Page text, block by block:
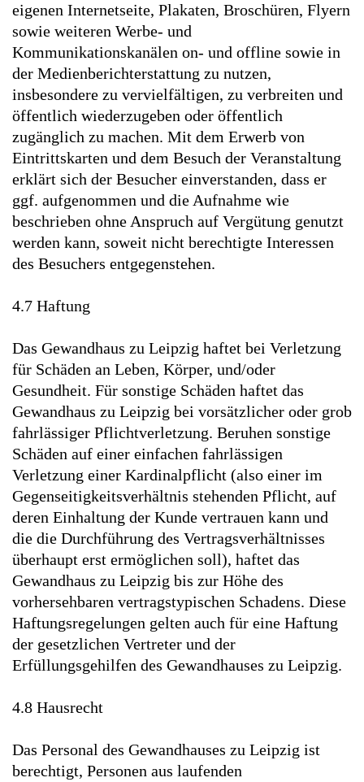
eigenen Internetseite, Plakaten, Broschüren, Flyern
sowie weiteren Werbe- und
Kommunikationskanälen on- und offline sowie in
der Medienberichterstattung zu nutzen,
insbesondere zu vervielfältigen, zu verbreiten und
öffentlich wiederzugeben oder öffentlich
zugänglich zu machen. Mit dem Erwerb von
Eintrittskarten und dem Besuch der Veranstaltung
erklärt sich der Besucher einverstanden, dass er
ggf. aufgenommen und die Aufnahme wie
beschrieben ohne Anspruch auf Vergütung genutzt
werden kann, soweit nicht berechtigte Interessen
des Besuchers entgegenstehen.
4.7 Haftung
Das Gewandhaus zu Leipzig haftet bei Verletzung
für Schäden an Leben, Körper, und/oder
Gesundheit. Für sonstige Schäden haftet das
Gewandhaus zu Leipzig bei vorsätzlicher oder grob
fahrlässiger Pflichtverletzung. Beruhen sonstige
Schäden auf einer einfachen fahrlässigen
Verletzung einer Kardinalpflicht (also einer im
Gegenseitigkeitsverhältnis stehenden Pflicht, auf
deren Einhaltung der Kunde vertrauen kann und
die die Durchführung des Vertragsverhältnisses
überhaupt erst ermöglichen soll), haftet das
Gewandhaus zu Leipzig bis zur Höhe des
vorhersehbaren vertragstypischen Schadens. Diese
Haftungsregelungen gelten auch für eine Haftung
der gesetzlichen Vertreter und der
Erfüllungsgehilfen des Gewandhauses zu Leipzig.
4.8 Hausrecht
Das Personal des Gewandhauses zu Leipzig ist
berechtigt, Personen aus laufenden